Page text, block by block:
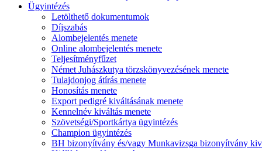
Ügyintézés
Letölthető dokumentumok
Díjszabás
Alombejelentés menete
Online alombejelentés menete
Teljesítményfűzet
Német Juhászkutya törzskönyvezésének menete
Tulajdonjog átírás menete
Honosítás menete
Export pedigré kiváltásának menete
Kennelnév kiváltás menete
Szövetségi/Sportkártya ügyintézés
Champion ügyintézés
BH bizonyítvány és/vagy Munkavizsga bizonyítvány